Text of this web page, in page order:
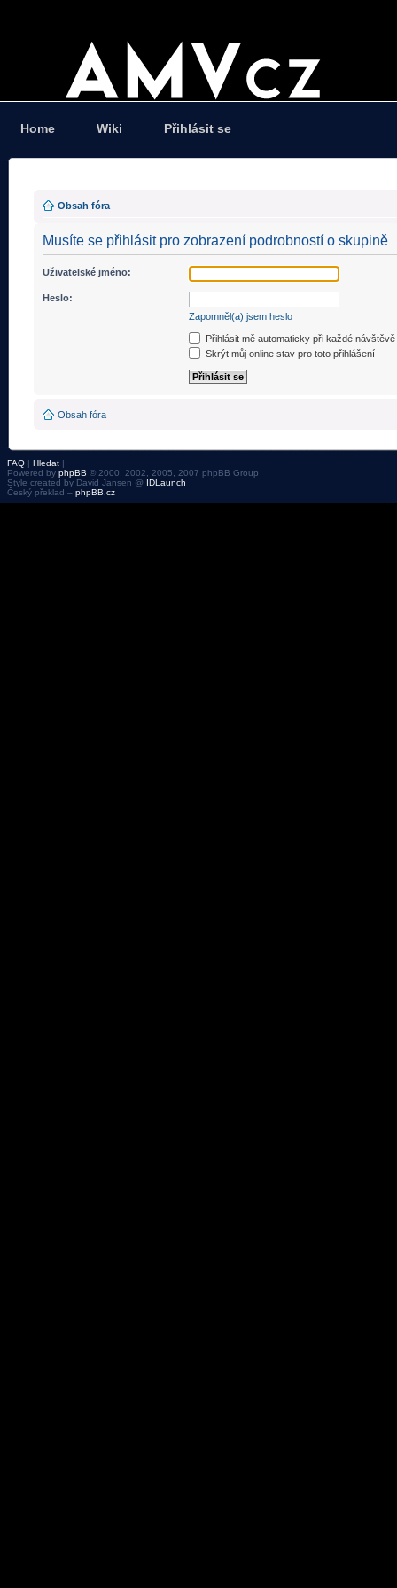
Home Wiki Přihlásit se
Obsah fóra
Musíte se přihlásit pro zobrazení podrobností o skupině
Uživatelské jméno:
Heslo:
Zapomněl(a) jsem heslo
Přihlásit mě automaticky při každé návštěvě
Skrýt můj online stav pro toto přihlášení
Obsah fóra
FAQ | Hledat |
Powered by phpBB © 2000, 2002, 2005, 2007 phpBB Group
Style created by David Jansen @ IDLaunch
Český překlad – phpBB.cz